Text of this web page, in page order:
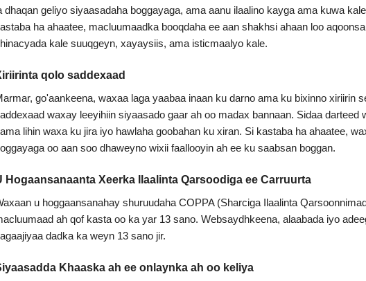
dhaqan geliyo siyaasadaha boggayaga, ama aanu ilaalino kayga ama kuwa
ha ahaatee, macluumaadka booqdaha ee aan shakhsi ahaan loo
kale suuqgeyn, xayaysiis, ama isticmaalyo kale.
qolo saddexaad
go'aankeena, waxaa laga yaabaa inaan ku darno ama ku bixinno xiriirin
waxay leeyihiin siyaasado gaar ah oo madax bannaan. Sidaa
lihin waxa ku jira iyo hawlaha goobahan ku xiran. Si kastaba ha ahaatee,
oo aan soo dhaweyno wixii faallooyin ah ee ku saabsan boggan.
Hogaansanaanta Xeerka Ilaalinta Qarsoodiga ee Carruurta
u hoggaansanahay shuruudaha COPPA (Sharciga Ilaalinta
ah qof kasta oo ka yar 13 sano. Websaydhkeena, alaabada iyo
dadka ka weyn 13 sano jir.
Khaaska ah ee onlaynka ah oo keliya